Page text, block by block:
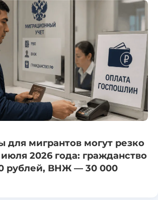
для мигрантов могут резко
июля 2026 года: гражданство
рублей, ВНЖ — 30 000